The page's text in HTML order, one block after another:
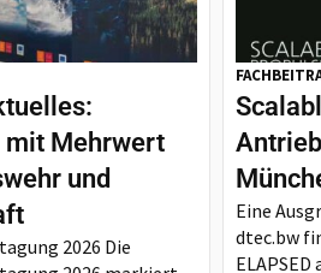
mit Mehrwert
und
2026 Die
Eine
dtec.bw